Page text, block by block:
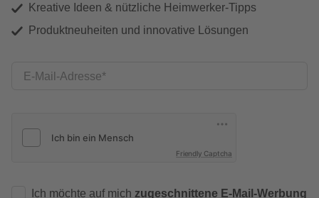
Kreative Ideen & nützliche Heimwerker-Tipps
Produktneuheiten und innovative Lösungen
E-Mail-Adresse
Friendly Captcha
Ich möchte auf mich zugeschnittene E-Mail-Werbung